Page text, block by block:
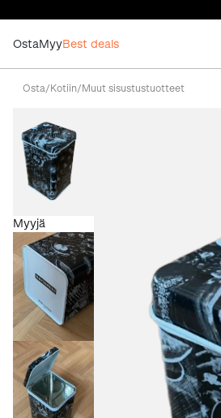
OstaMyyBest deals
Osta/ Kotiin/ Muut sisustustuotteet
Myyjä